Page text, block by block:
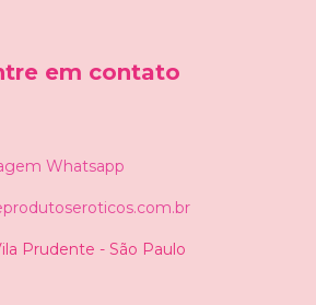
em contato
Whatsapp
Prudente - São Paulo